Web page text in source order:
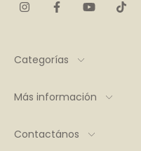
Categorías
Más información
Contactános